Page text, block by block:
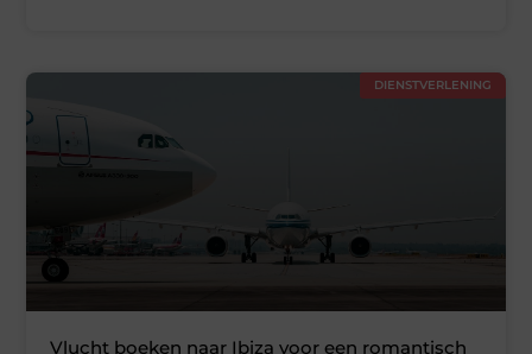
DIENSTVERLENING
Vlucht boeken naar Ibiza voor een romantisch